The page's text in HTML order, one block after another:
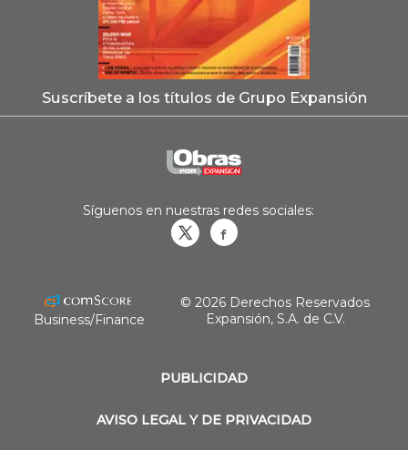
Suscríbete a los títulos de Grupo Expansión
PUBLICIDAD
AVISO LEGAL Y DE PRIVACIDAD
Síguenos en nuestras redes sociales:
Business/Finance
© 2026 Derechos Reservados
Expansión, S.A. de C.V.